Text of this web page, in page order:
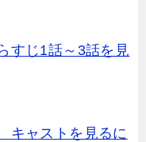
すじ1話～3話を見
キャストを見るに